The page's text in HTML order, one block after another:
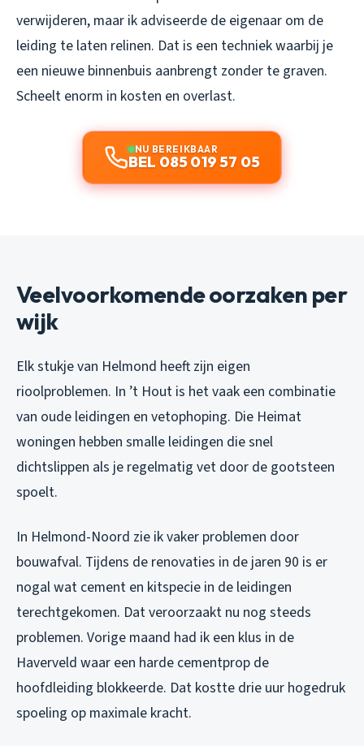
verwijderen, maar ik adviseerde de eigenaar om de
leiding te laten relinen. Dat is een techniek waarbij je
een nieuwe binnenbuis aanbrengt zonder te graven.
Scheelt enorm in kosten en overlast.
NU BEREIKBAAR
BEL 085 019 57 05
Veelvoorkomende oorzaken per
wijk
Elk stukje van Helmond heeft zijn eigen
rioolproblemen. In ’t Hout is het vaak een combinatie
van oude leidingen en vetophoping. Die Heimat
woningen hebben smalle leidingen die snel
dichtslippen als je regelmatig vet door de gootsteen
spoelt.
In Helmond-Noord zie ik vaker problemen door
bouwafval. Tijdens de renovaties in de jaren 90 is er
nogal wat cement en kitspecie in de leidingen
terechtgekomen. Dat veroorzaakt nu nog steeds
problemen. Vorige maand had ik een klus in de
Haverveld waar een harde cementprop de
hoofdleiding blokkeerde. Dat kostte drie uur hogedruk
spoeling op maximale kracht.